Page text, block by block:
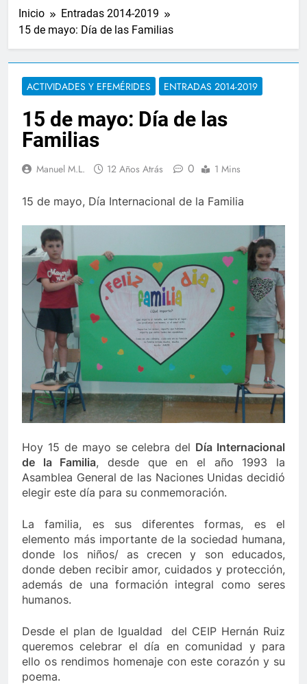
Inicio
Entradas 2014-2019
15 de mayo: Día de las Familias
ACTIVIDADES Y EFEMÉRIDES ENTRADAS 2014-2019
15 de mayo: Día de las
Familias
Manuel M.L. 12 Años Atrás 0 1 Mins
15 de mayo, Día Internacional de la Familia
Hoy 15 de mayo se celebra del Día Internacional
de la Familia, desde que en el año 1993 la
Asamblea General de las Naciones Unidas decidió
elegir este día para su conmemoración.
La familia, es sus diferentes formas, es el
elemento más importante de la sociedad humana,
donde los niños/ as crecen y son educados,
donde deben recibir amor, cuidados y protección,
además de una formación integral como seres
humanos.
Desde el plan de Igualdad del CEIP Hernán Ruiz
queremos celebrar el día en comunidad y para
ello os rendimos homenaje con este corazón y su
poema.